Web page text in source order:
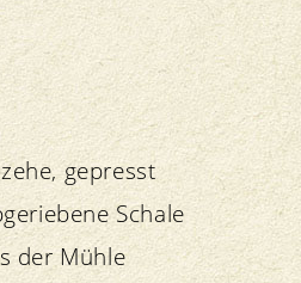
gepresst
Schale
der Mühle